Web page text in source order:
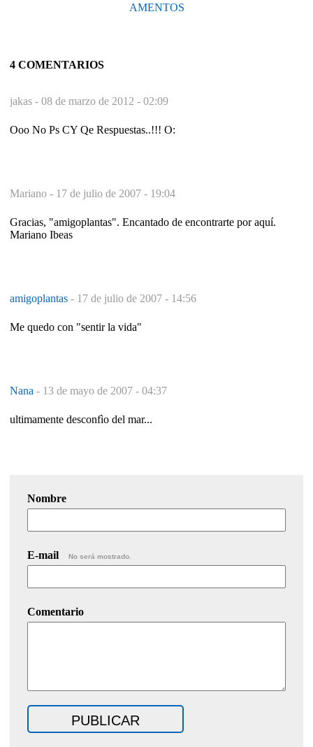
AMENTOS
4 COMENTARIOS
jakas - 08 de marzo de 2012 - 02:09
Ooo No Ps CY Qe Respuestas..!!! O:
Mariano - 17 de julio de 2007 - 19:04
Gracias, "amigoplantas". Encantado de encontrarte por aquí.
Mariano Ibeas
amigoplantas - 17 de julio de 2007 - 14:56
Me quedo con "sentir la vida"
Nana - 13 de mayo de 2007 - 04:37
ultimamente desconfìo del mar...
Nombre
E-mail No será mostrado.
Comentario